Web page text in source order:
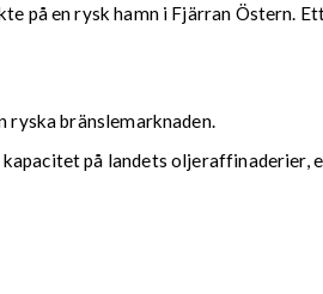
på en rysk hamn i Fjärran Östern.
ryska bränslemarknaden.
på landets oljeraffinaderier,